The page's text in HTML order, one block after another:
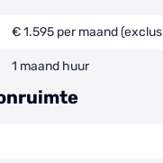
€ 1.595 per maand
1 maand huur